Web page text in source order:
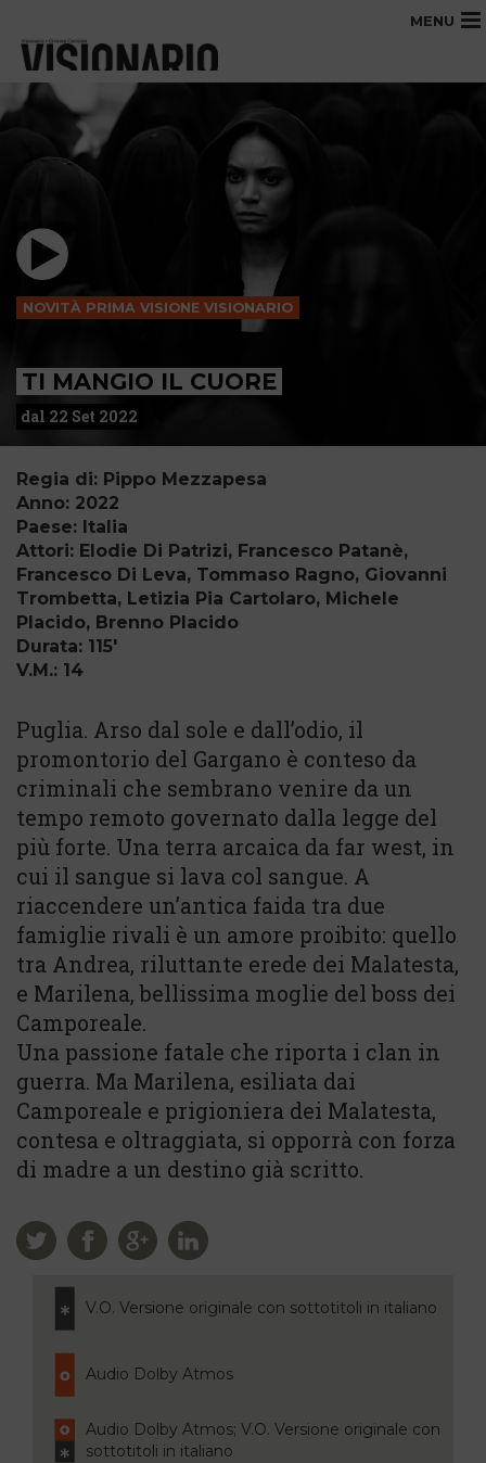
MENU
NOVITÀ PRIMA VISIONE VISIONARIO
TI MANGIO IL CUORE
dal 22 Set 2022
Regia di: Pippo Mezzapesa
Anno: 2022
Paese: Italia
Attori: Elodie Di Patrizi, Francesco Patanè,
Francesco Di Leva, Tommaso Ragno, Giovanni
Trombetta, Letizia Pia Cartolaro, Michele
Placido, Brenno Placido
Durata: 115'
V.M.: 14
Puglia. Arso dal sole e dall’odio, il
promontorio del Gargano è conteso da
criminali che sembrano venire da un
tempo remoto governato dalla legge del
più forte. Una terra arcaica da far west, in
cui il sangue si lava col sangue. A
riaccendere un’antica faida tra due
famiglie rivali è un amore proibito: quello
tra Andrea, riluttante erede dei Malatesta,
e Marilena, bellissima moglie del boss dei
Camporeale.
Una passione fatale che riporta i clan in
guerra. Ma Marilena, esiliata dai
Camporeale e prigioniera dei Malatesta,
contesa e oltraggiata, si opporrà con forza
di madre a un destino già scritto.
V.O. Versione originale con sottotitoli in italiano
Audio Dolby Atmos
Audio Dolby Atmos; V.O. Versione originale con
sottotitoli in italiano